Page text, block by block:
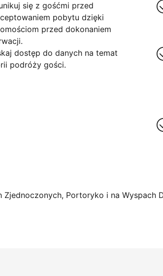
się z gośćmi przed
pobytu dzięki
przed dokonaniem
dostęp do danych na temat
podróży gości.
Portoryko i na Wyspach